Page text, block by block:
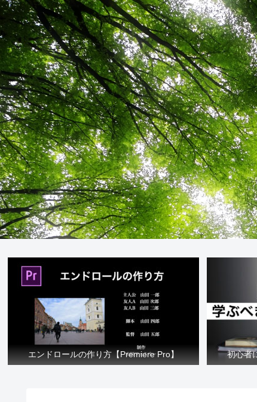
エンドロールの作り方【Premiere Pro】 初心者